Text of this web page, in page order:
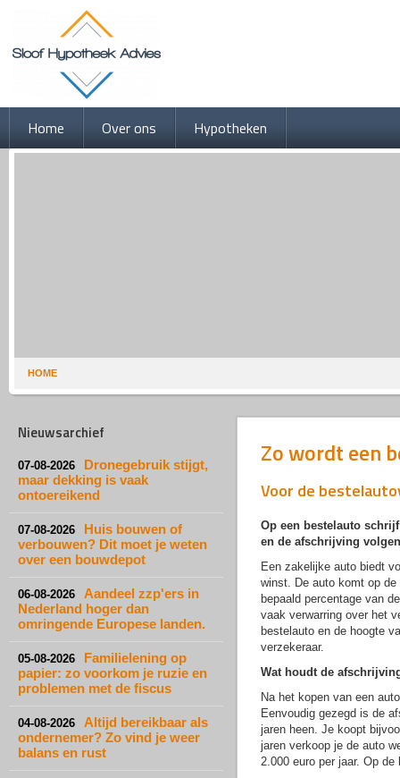
HOME
Home Over ons Hypotheken
Nieuwsarchief
07-08-2026
Dronegebruik stijgt,
maar dekking is vaak
ontoereikend
07-08-2026
Huis bouwen of
verbouwen? Dit moet je weten
over een bouwdepot
06-08-2026
Aandeel zzp'ers in
Nederland hoger dan
omringende Europese landen.
05-08-2026
Familielening op
papier: zo voorkom je ruzie en
problemen met de fiscus
04-08-2026
Altijd bereikbaar als
ondernemer? Zo vind je weer
balans en rust
Zo wordt een
Voor de
Op een bestelauto
en de afschrijving
Een zakelijke auto biedt
winst. De auto komt op
bepaald percentage van
vaak verwarring over het
bestelauto en de hoogte
verzekeraar.
Wat houdt de
Na het kopen van een
Eenvoudig gezegd is de
jaren heen. Je koopt
jaren verkoop je de auto
2.000 euro per jaar. Op